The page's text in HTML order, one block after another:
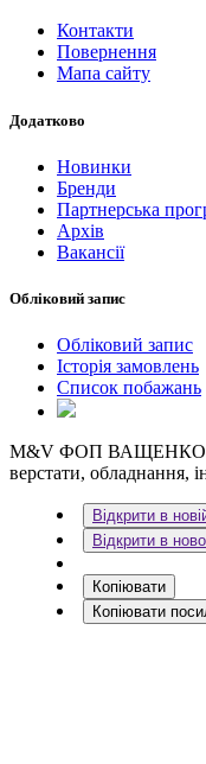
Контакти
Повернення
Мапа сайту
Додатково
Новинки
Бренди
Партнерська
Архів
Вакансії
Обліковий запис
Обліковий запис
Історія замовлень
Список побажань
M&V ФОП ВАЩЕНКО В.
верстати, обладнання,
Відкрити в
Відкрити в
Копіювати
Копіювати